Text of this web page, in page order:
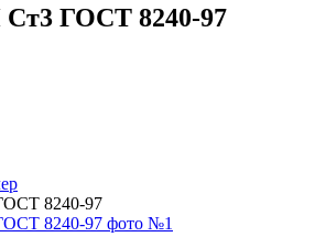
ГОСТ 8240-97
8240-97